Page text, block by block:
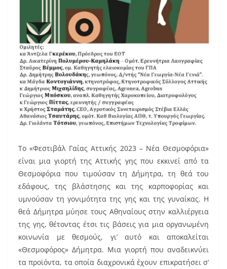
To «Φεστιβάλ Γαίας Αττικής 2023 – Νέα Θεσμοφόρια»
είναι μια γιορτή της Αττικής γης που εκκινεί από τα
Θεσμοφόρια που τιμούσαν τη Δήμητρα, τη θεά του
εδάφους, της βλάστησης και της καρποφορίας και
υμνούσαν τη γονιμότητα της γης και της γυναίκας. Η
θεά Δήμητρα μύησε τους Αθηναίους στην καλλιέργεια
της γης, θέτοντας έτσι τις βάσεις για μια οργανωμένη
κοινωνία με θεσμούς, γι’ αυτό και αποκαλείται
«Θεσμοφόρος» Δήμητρα. Μια γιορτή που αναδεικνύει
τα προϊόντα, τα οποία διαχρονικά έχουν επικρατήσει σ’